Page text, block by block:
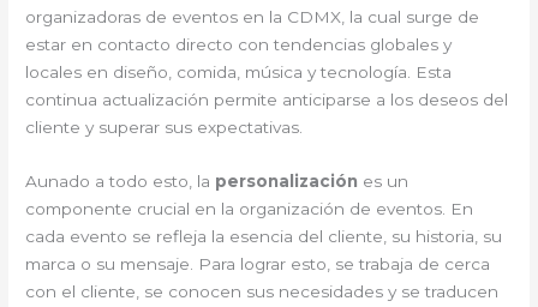
organizadoras de eventos en la CDMX, la cual surge de
estar en contacto directo con tendencias globales y
locales en diseño, comida, música y tecnología. Esta
continua actualización permite anticiparse a los deseos del
cliente y superar sus expectativas.
Aunado a todo esto, la personalización es un
componente crucial en la organización de eventos. En
cada evento se refleja la esencia del cliente, su historia, su
marca o su mensaje. Para lograr esto, se trabaja de cerca
con el cliente, se conocen sus necesidades y se traducen